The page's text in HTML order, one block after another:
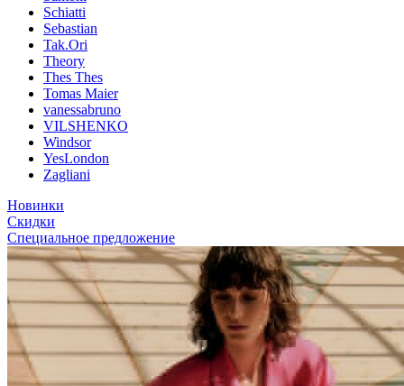
Schiatti
Sebastian
Tak.Ori
Theory
Thes Thes
Tomas Maier
vanessabruno
VILSHENKO
Windsor
YesLondon
Zagliani
Новинки
Скидки
Специальное предложение